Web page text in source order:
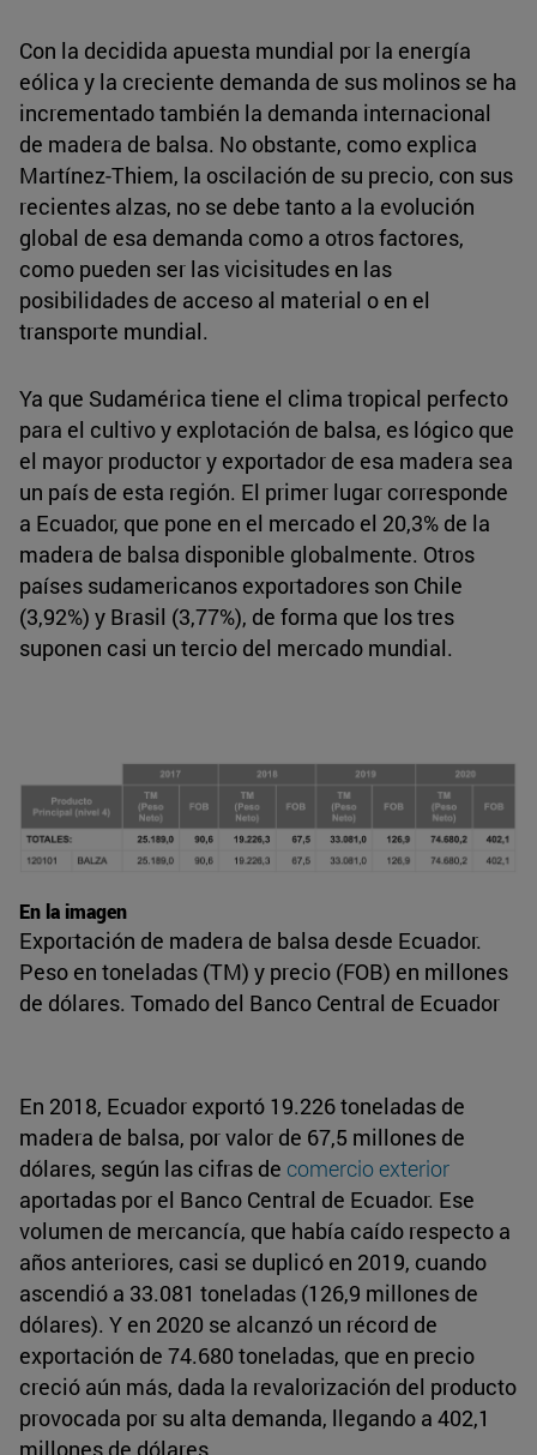
Con la decidida apuesta mundial por la energía
eólica y la creciente demanda de sus molinos se ha
incrementado también la demanda internacional
de madera de balsa. No obstante, como explica
Martínez-Thiem, la oscilación de su precio, con sus
recientes alzas, no se debe tanto a la evolución
global de esa demanda como a otros factores,
como pueden ser las vicisitudes en las
posibilidades de acceso al material o en el
transporte mundial.
Ya que Sudamérica tiene el clima tropical perfecto
para el cultivo y explotación de balsa, es lógico que
el mayor productor y exportador de esa madera sea
un país de esta región. El primer lugar corresponde
a Ecuador, que pone en el mercado el 20,3% de la
madera de balsa disponible globalmente. Otros
países sudamericanos exportadores son Chile
(3,92%) y Brasil (3,77%), de forma que los tres
suponen casi un tercio del mercado mundial.
En la imagen
Exportación de madera de balsa desde Ecuador.
Peso en toneladas (TM) y precio (FOB) en millones
de dólares. Tomado del Banco Central de Ecuador
En 2018, Ecuador exportó 19.226 toneladas de
madera de balsa, por valor de 67,5 millones de
dólares, según las cifras de comercio exterior
aportadas por el Banco Central de Ecuador. Ese
volumen de mercancía, que había caído respecto a
años anteriores, casi se duplicó en 2019, cuando
ascendió a 33.081 toneladas (126,9 millones de
dólares). Y en 2020 se alcanzó un récord de
exportación de 74.680 toneladas, que en precio
creció aún más, dada la revalorización del producto
provocada por su alta demanda, llegando a 402,1
millones de dólares.